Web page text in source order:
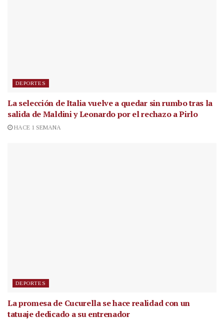
DEPORTES
La selección de Italia vuelve a quedar sin rumbo tras la
salida de Maldini y Leonardo por el rechazo a Pirlo
HACE 1 SEMANA
DEPORTES
La promesa de Cucurella se hace realidad con un
tatuaje dedicado a su entrenador